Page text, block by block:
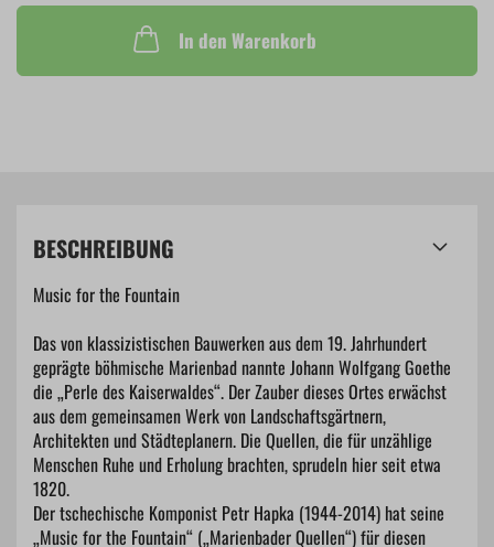
In den Warenkorb
BESCHREIBUNG
Music for the Fountain
Das von klassizistischen Bauwerken aus dem 19. Jahrhundert
geprägte böhmische Marienbad nannte Johann Wolfgang Goethe
die „Perle des Kaiserwaldes“. Der Zauber dieses Ortes erwächst
aus dem gemeinsamen Werk von Landschaftsgärtnern,
Architekten und Städteplanern. Die Quellen, die für unzählige
Menschen Ruhe und Erholung brachten, sprudeln hier seit etwa
1820.
Der tschechische Komponist Petr Hapka (1944-2014) hat seine
„Music for the Fountain“ („Marienbader Quellen“) für diesen